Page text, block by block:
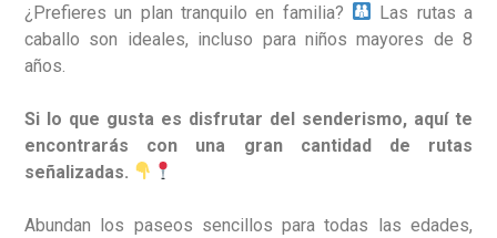
¿Prefieres un plan tranquilo en familia?
Las rutas a
caballo son ideales, incluso para niños mayores de 8
años.
Si lo que gusta es disfrutar del senderismo, aquí te
encontrarás con una gran cantidad de rutas
señalizadas.
Abundan los paseos sencillos para todas las edades,